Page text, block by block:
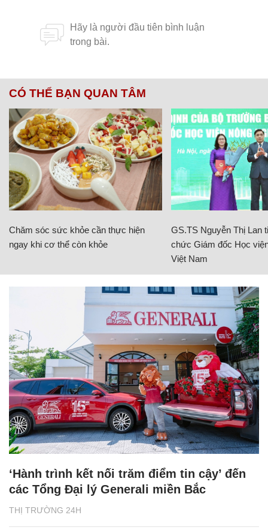
CÓ THỂ BẠN QUAN TÂM
Chăm sóc sức khỏe cần thực hiện
ngay khi cơ thể còn khỏe
GS.TS Nguyễn Thị Lan
chức Giám đốc Học
Việt Nam
THỊ TRƯỜNG 24H
‘Hành trình kết nối trăm điểm tin cậy’ đến
các Tổng Đại lý Generali miền Bắc